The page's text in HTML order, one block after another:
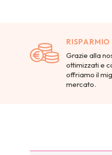
Grazie alla
ottimizzati e
offriamo il
mercato.